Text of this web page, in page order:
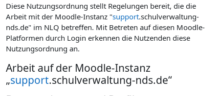
Diese Nutzungsordnung stellt Regelungen bereit, die die
Arbeit mit der Moodle-Instanz "support.schulverwaltung-
nds.de" im NLQ betreffen. Mit Betreten auf diesen Moodle-
Platformen durch Login erkennen die Nutzenden diese
Nutzungsordnung an.
Arbeit auf der Moodle-Instanz
„support.schulverwaltung-nds.de“